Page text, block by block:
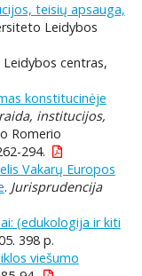
teisių apsauga,
Leidybos
Leidybos centras,
konstitucinėje
institucijos,
Romerio
294.
Vakarų Europos
. Jurisprudencija
(edukologija ir kiti
398 p.
viešumo